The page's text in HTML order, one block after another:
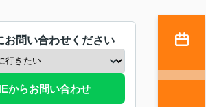
お問い合わせください
からお問い合わせ